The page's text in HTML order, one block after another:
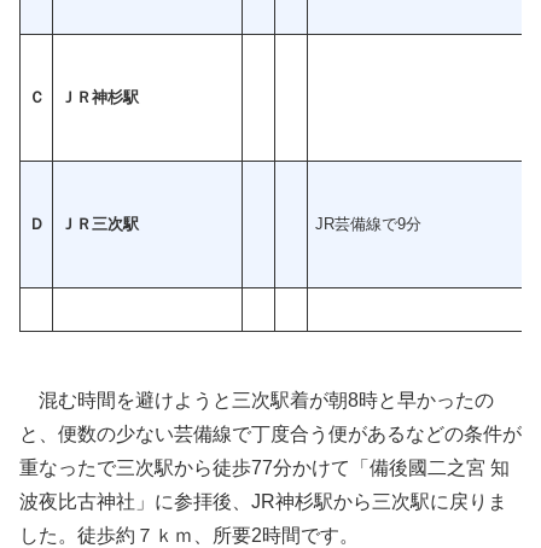
Ｃ ＪＲ神杉駅
Ｄ ＪＲ三次駅 JR芸備線で9分
混む時間を避けようと三次駅着が朝8時と早かったの
と、便数の少ない芸備線で丁度合う便があるなどの条件が
重なったで三次駅から徒歩77分かけて「備後國二之宮 知
波夜比古神社」に参拝後、JR神杉駅から三次駅に戻りま
した。徒歩約７ｋｍ、所要2時間です。